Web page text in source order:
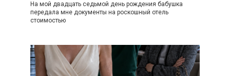
На мой двадцать седьмой день рождения бабушка
передала мне документы на роскошный отель
стоимостью